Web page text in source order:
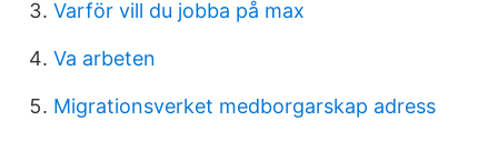
Varför vill du jobba på max
Va arbeten
Migrationsverket medborgarskap adress